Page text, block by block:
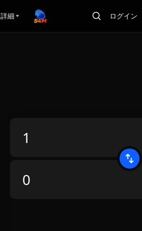
詳細 ログイン